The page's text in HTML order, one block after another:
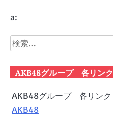
a:
検
索:
AKB48グループ 各リンク
AKB48グループ 各リンク
AKB48